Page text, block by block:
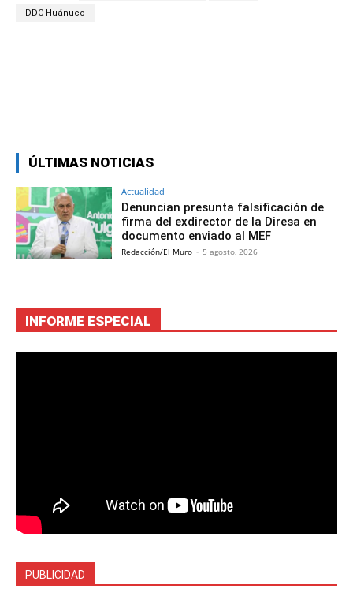
DDC Huánuco
ÚLTIMAS NOTICIAS
Actualidad
Denuncian presunta falsificación de
firma del exdirector de la Diresa en
documento enviado al MEF
Redacción/El Muro - 5 agosto, 2026
INFORME ESPECIAL
PUBLICIDAD